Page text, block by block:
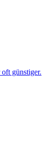
günstiger.